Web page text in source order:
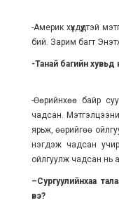
-Америк хүүхдүүдтэй
бий. Зарим багт
-Танай багийн
-Өөрийнхөө байр
чад­сан.
ярьж, өөрийгөө
нэгдэж чадсан учир
ойл­гуулж чадсан нь
–Сургуулийнхаа
вэ?